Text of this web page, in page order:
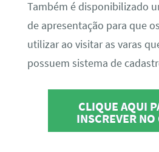
Também é disponibilizado
de apresentação para que
utilizar ao visitar as varas
possuem sistema de
CLIQUE AQUI
INSCREVER NO